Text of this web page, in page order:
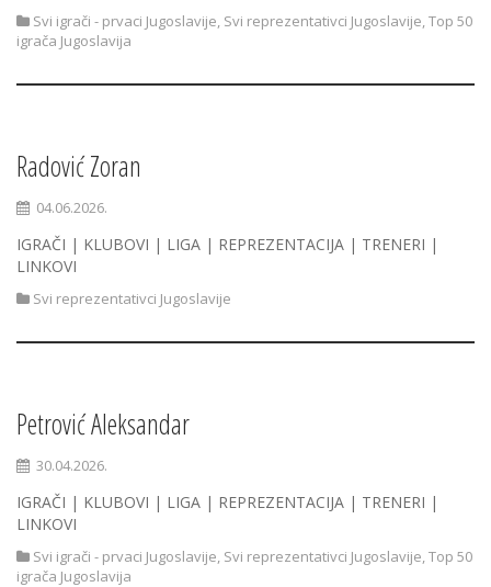
Svi igrači - prvaci Jugoslavije, Svi reprezentativci Jugoslavije,Top 50
igrača Jugoslavija
Radović Zoran
04.06.2026.
IGRAČI | KLUBOVI | LIGA | REPREZENTACIJA | TRENERI |
LINKOVI
Svi reprezentativci Jugoslavije
Petrović Aleksandar
30.04.2026.
IGRAČI | KLUBOVI | LIGA | REPREZENTACIJA | TRENERI |
LINKOVI
Svi igrači - prvaci Jugoslavije, Svi reprezentativci Jugoslavije,Top 50
igrača Jugoslavija